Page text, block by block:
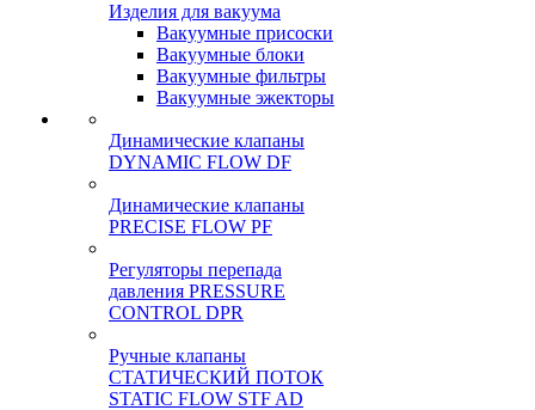
Изделия для вакуума
Вакуумные присоски
Вакуумные блоки
Вакуумные фильтры
Вакуумные эжекторы
Динамические клапаны
DYNAMIC FLOW DF
Динамические клапаны
PRECISE FLOW PF
Регуляторы перепада
давления PRESSURE
CONTROL DPR
Ручные клапаны
СТАТИЧЕСКИЙ ПОТОК
STATIC FLOW STF AD